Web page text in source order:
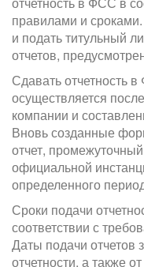
правилами и
и подать титульный
отчетов,
Сдавать отчетность
осуществляется
компании и
Вновь созданные
отчет,
официальной
определенного
Сроки подачи
соответствии с
Даты подачи отчетов
отчетности, а также